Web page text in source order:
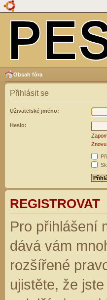
Obsah fóra
Přihlásit se
Uživatelské jméno:
Heslo:
REGISTROVAT
Pro přihlášení
dává vám
rozšířené
ujistěte, že